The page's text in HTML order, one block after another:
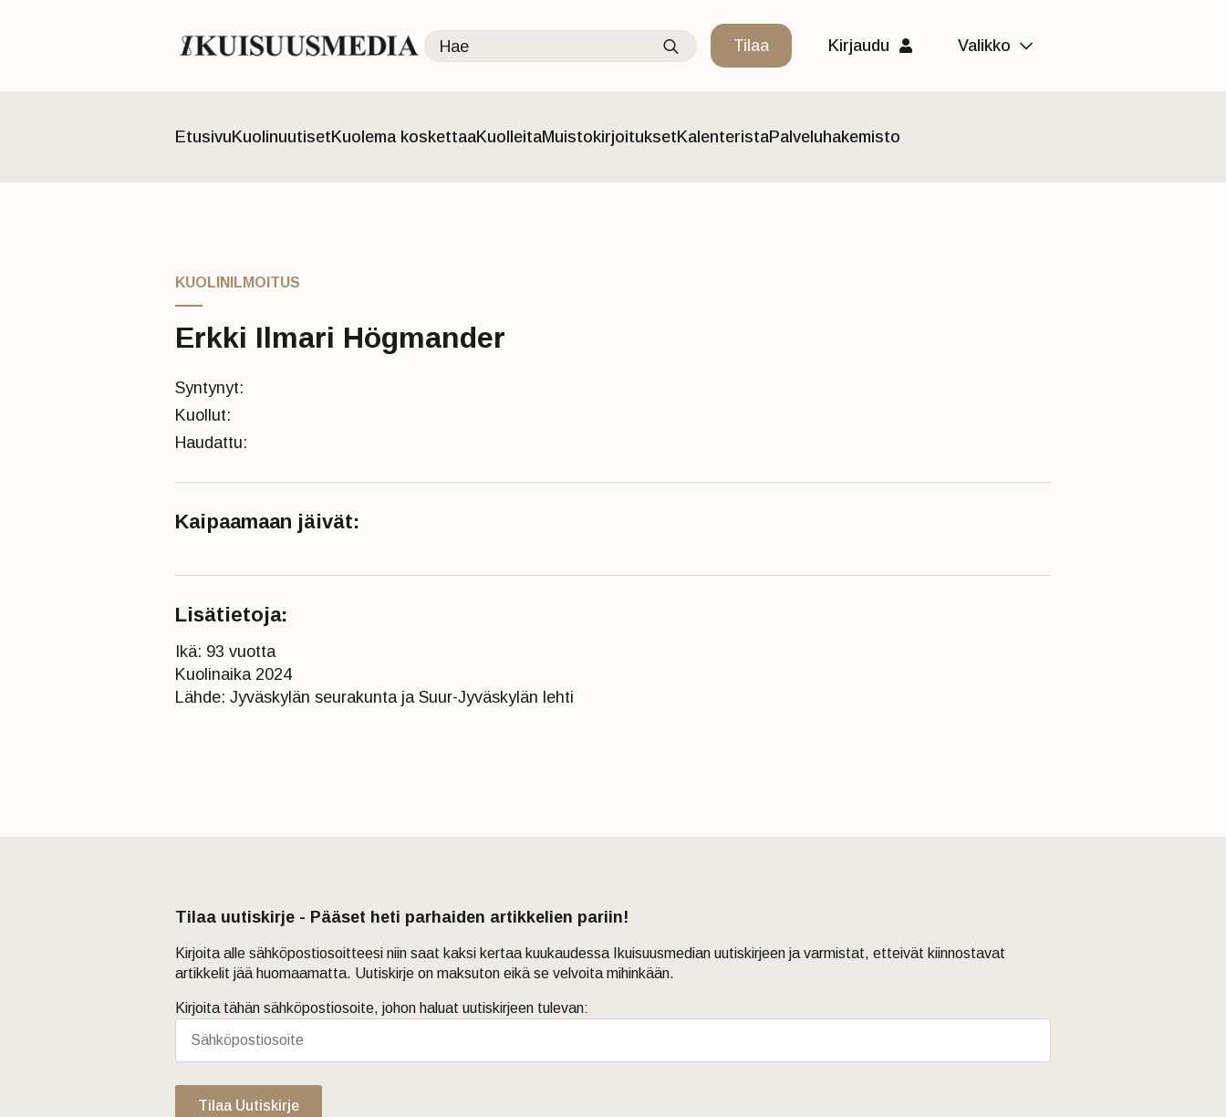
Search
for:
Tilaa Kirjaudu Valikko
Etusivu KuolinuutisetKuolema koskettaaKuolleitaMuistokirjoituksetKalenteristaPalveluhakemisto
KUOLINILMOITUS
Erkki Ilmari Högmander
Syntynyt:
Kuollut:
Haudattu:
Kaipaamaan jäivät:
Lisätietoja:
Ikä: 93 vuotta
Kuolinaika 2024
Lähde: Jyväskylän seurakunta ja Suur-Jyväskylän lehti
Tilaa uutiskirje - Pääset heti parhaiden artikkelien pariin!
Kirjoita alle sähköpostiosoitteesi niin saat kaksi kertaa kuukaudessa Ikuisuusmedian uutiskirjeen ja varmistat, etteivät kiinnostavat
artikkelit jää huomaamatta. Uutiskirje on maksuton eikä se velvoita mihinkään.
Kirjoita tähän sähköpostiosoite, johon haluat uutiskirjeen tulevan:
Tilaa Uutiskirje